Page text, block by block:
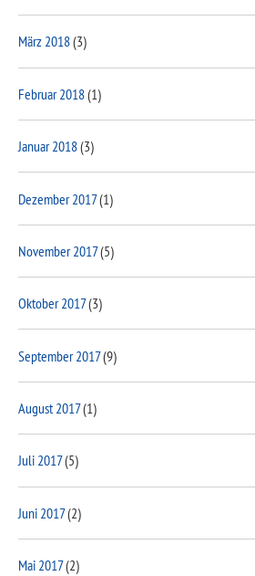
März 2018(3)
Februar 2018(1)
Januar 2018(3)
Dezember 2017(1)
November 2017(5)
Oktober 2017(3)
September 2017(9)
August 2017(1)
Juli 2017(5)
Juni 2017(2)
Mai 2017(2)